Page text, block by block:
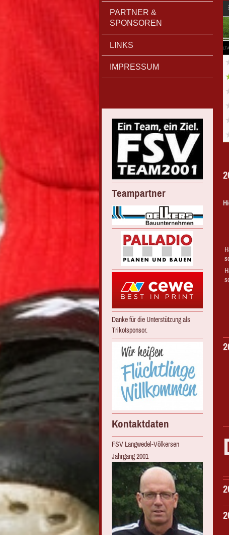
PARTNER &
SPONSOREN
LINKS
IMPRESSUM
Teampartner
Danke für die Unterstützung als
Trikotsponsor.
Kontaktdaten
FSV Langwedel-Völkersen
Jahrgang 2001